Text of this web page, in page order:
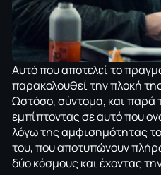
Αυτό που αποτελεί το
παρακολουθεί την πλοκή
Ωστόσο, σύντομα, και παρά
εμπίπτοντας σε αυτό που
λόγω της αμφισημότητας
του, που αποτυπώνουν
δύο κόσμους και έχοντας